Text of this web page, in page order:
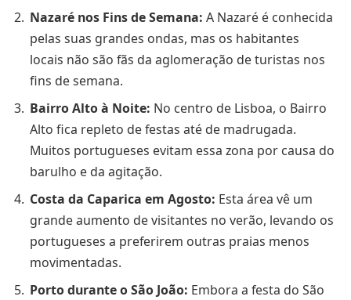
Nazaré nos Fins de Semana: A Nazaré é conhecida
pelas suas grandes ondas, mas os habitantes
locais não são fãs da aglomeração de turistas nos
fins de semana.
Bairro Alto à Noite: No centro de Lisboa, o Bairro
Alto fica repleto de festas até de madrugada.
Muitos portugueses evitam essa zona por causa do
barulho e da agitação.
Costa da Caparica em Agosto: Esta área vê um
grande aumento de visitantes no verão, levando os
portugueses a preferirem outras praias menos
movimentadas.
Porto durante o São João: Embora a festa do São